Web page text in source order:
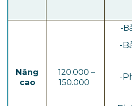
Nâng
cao
120.000 –
150.000
-
-
-